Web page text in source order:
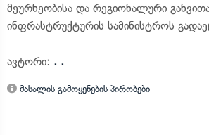
მეურნეობისა და რეგიონალური
ინფრასტრუქტურის სამინისტროს
ავტორი: . .
მასალის გამოყენების პირობები